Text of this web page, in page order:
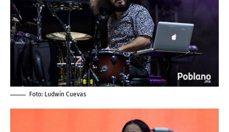
Foto: Ludwin Cuevas